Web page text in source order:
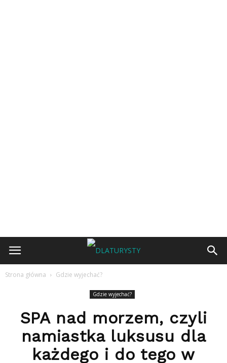
Strona główna Gdzie wyjechać?
Gdzie wyjechać?
SPA nad morzem, czyli
namiastka luksusu dla
każdego i do tego w